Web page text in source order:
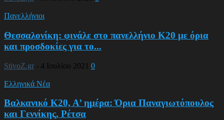
Πανελλήνιοι
Θεσσαλονίκη: φινάλε στο πανελλήνιο Κ20 με όρια
και προσδοκίες για το...
StivoZ.gr - 4 Ιουλίου 2021 0
Ελληνικά Νέα
Βαλκανικό Κ20, Α’ ημέρα: Όρια Παναγιωτόπουλος
και Γεννίκης, Ρέτσα